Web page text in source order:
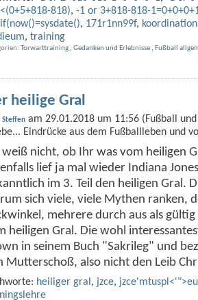
818), -1 or 3+818-818-
, 171r1nn99f, koordination
, training
Torwarttraining , Gedanken und Erlebnisse , Fußball
heilige Gral
Steffen am 29.01.2018 um 11:56 (Fußball
Eindrücke aus dem Fußballleben und
weiß nicht, ob Ihr was vom heiligen
lief ja mal wieder Indiana
im 3. Teil den heiligen Gral.
sich viele, viele Mythen ranken,
mehrere durch aus als
heiligen Gral. Die wohl
in seinem Buch "Sakrileg" und
Mutterschoß, also nicht den Leib
heiliger gral , jzce,